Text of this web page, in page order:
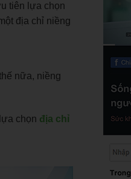
tiên lựa chọn
địa chỉ niềng
nữa, niềng
chọn địa chỉ